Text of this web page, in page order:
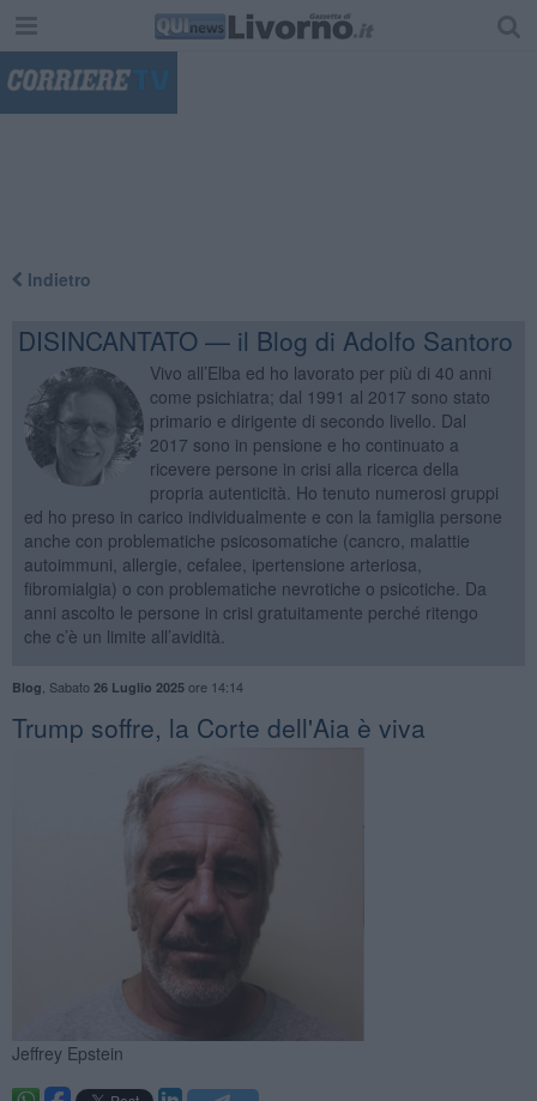
Indietro
DISINCANTATO — il Blog di Adolfo Santoro
Vivo all’Elba ed ho lavorato per più di 40 anni
come psichiatra; dal 1991 al 2017 sono stato
primario e dirigente di secondo livello. Dal
2017 sono in pensione e ho continuato a
ricevere persone in crisi alla ricerca della
propria autenticità. Ho tenuto numerosi gruppi
ed ho preso in carico individualmente e con la famiglia persone
anche con problematiche psicosomatiche (cancro, malattie
autoimmuni, allergie, cefalee, ipertensione arteriosa,
fibromialgia) o con problematiche nevrotiche o psicotiche. Da
anni ascolto le persone in crisi gratuitamente perché ritengo
che c’è un limite all’avidità.
Blog Sabato 26 Luglio 2025ore 14:14
Trump soffre, la Corte dell'Aia è viva
Jeffrey Epstein